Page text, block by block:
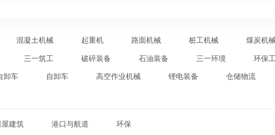
混凝土机械 起重机 路面机械 桩工机械 煤炭机
三一筑工 破碎装备 石油装备 三一环境 环保
卸车 自卸车 高空作业机械 锂电装备 仓储物流
屋建筑 港口与航道 环保